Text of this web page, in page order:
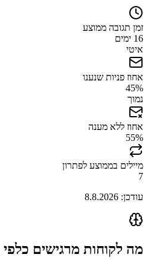
זמן תגובה ממוצע
16 ימים
איטי
אחוז פניות שנענו
45%
נמוך
אחוז ללא מענה
55%
מיילים בממוצע לפתרון
7
עודכן: 8.8.2026
מה לקוחות מרגישים כלפי